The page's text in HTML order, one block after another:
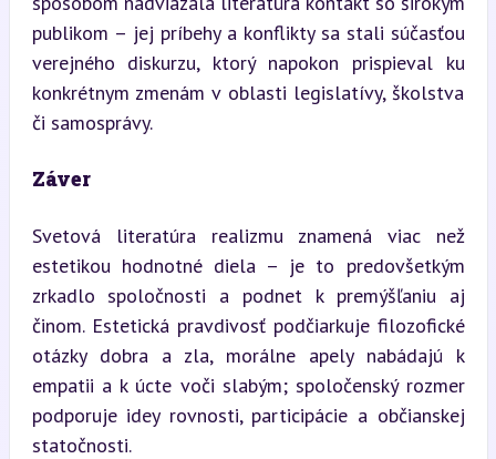
publikom – jej príbehy a konflikty sa stali súčasťou
verejného diskurzu, ktorý napokon prispieval ku
konkrétnym zmenám v oblasti legislatívy, školstva
či samosprávy.
Záver
Svetová literatúra realizmu znamená viac než
estetikou hodnotné diela – je to predovšetkým
zrkadlo spoločnosti a podnet k premýšľaniu aj
činom. Estetická pravdivosť podčiarkuje filozofické
otázky dobra a zla, morálne apely nabádajú k
empatii a k úcte voči slabým; spoločenský rozmer
podporuje idey rovnosti, participácie a občianskej
statočnosti.